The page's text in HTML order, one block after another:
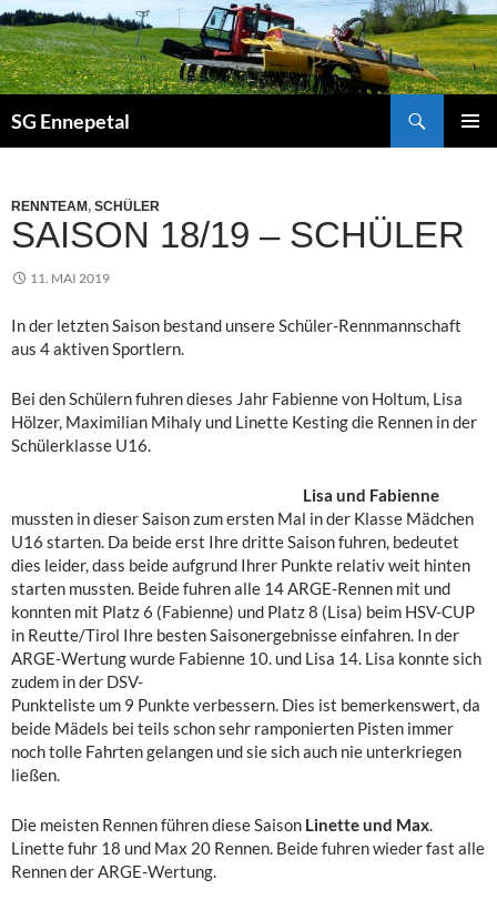
Zum
Inhalt
springen
SG Ennepetal
RENNTEAM , SCHÜLER
SAISON 18/19 – SCHÜLER
11. MAI 2019
In der letzten Saison bestand unsere Schüler-Rennmannschaft
aus 4 aktiven Sportlern.
Bei den Schülern fuhren dieses Jahr Fabienne von Holtum, Lisa
Hölzer, Maximilian Mihaly und Linette Kesting die Rennen in der
Schülerklasse U16.
Lisa und Fabienne
mussten in dieser Saison zum ersten Mal in der Klasse Mädchen
U16 starten. Da beide erst Ihre dritte Saison fuhren, bedeutet
dies leider, dass beide aufgrund Ihrer Punkte relativ weit hinten
starten mussten. Beide fuhren alle 14 ARGE-Rennen mit und
konnten mit Platz 6 (Fabienne) und Platz 8 (Lisa) beim HSV-CUP
in Reutte/Tirol Ihre besten Saisonergebnisse einfahren. In der
ARGE-Wertung wurde Fabienne 10. und Lisa 14. Lisa konnte sich
zudem in der DSV-
Punkteliste um 9 Punkte verbessern. Dies ist bemerkenswert, da
beide Mädels bei teils schon sehr ramponierten Pisten immer
noch tolle Fahrten gelangen und sie sich auch nie unterkriegen
ließen.
Die meisten Rennen führen diese Saison Linette und Max.
Linette fuhr 18 und Max 20 Rennen. Beide fuhren wieder fast alle
Rennen der ARGE-Wertung.